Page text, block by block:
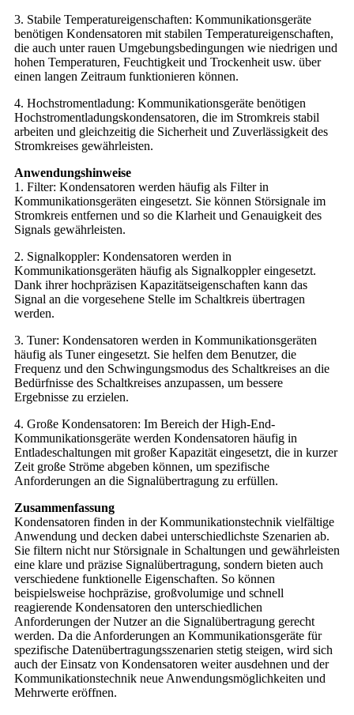
3. Stabile Temperatureigenschaften: Kommunikationsgeräte
benötigen Kondensatoren mit stabilen Temperatureigenschaften,
die auch unter rauen Umgebungsbedingungen wie niedrigen und
hohen Temperaturen, Feuchtigkeit und Trockenheit usw. über
einen langen Zeitraum funktionieren können.
4. Hochstromentladung: Kommunikationsgeräte benötigen
Hochstromentladungskondensatoren, die im Stromkreis stabil
arbeiten und gleichzeitig die Sicherheit und Zuverlässigkeit des
Stromkreises gewährleisten.
Anwendungshinweise
1. Filter: Kondensatoren werden häufig als Filter in
Kommunikationsgeräten eingesetzt. Sie können Störsignale im
Stromkreis entfernen und so die Klarheit und Genauigkeit des
Signals gewährleisten.
2. Signalkoppler: Kondensatoren werden in
Kommunikationsgeräten häufig als Signalkoppler eingesetzt.
Dank ihrer hochpräzisen Kapazitätseigenschaften kann das
Signal an die vorgesehene Stelle im Schaltkreis übertragen
werden.
3. Tuner: Kondensatoren werden in Kommunikationsgeräten
häufig als Tuner eingesetzt. Sie helfen dem Benutzer, die
Frequenz und den Schwingungsmodus des Schaltkreises an die
Bedürfnisse des Schaltkreises anzupassen, um bessere
Ergebnisse zu erzielen.
4. Große Kondensatoren: Im Bereich der High-End-
Kommunikationsgeräte werden Kondensatoren häufig in
Entladeschaltungen mit großer Kapazität eingesetzt, die in kurzer
Zeit große Ströme abgeben können, um spezifische
Anforderungen an die Signalübertragung zu erfüllen.
Zusammenfassung
Kondensatoren finden in der Kommunikationstechnik vielfältige
Anwendung und decken dabei unterschiedlichste Szenarien ab.
Sie filtern nicht nur Störsignale in Schaltungen und gewährleisten
eine klare und präzise Signalübertragung, sondern bieten auch
verschiedene funktionelle Eigenschaften. So können
beispielsweise hochpräzise, ​​großvolumige und schnell
reagierende Kondensatoren den unterschiedlichen
Anforderungen der Nutzer an die Signalübertragung gerecht
werden. Da die Anforderungen an Kommunikationsgeräte für
spezifische Datenübertragungsszenarien stetig steigen, wird sich
auch der Einsatz von Kondensatoren weiter ausdehnen und der
Kommunikationstechnik neue Anwendungsmöglichkeiten und
Mehrwerte eröffnen.